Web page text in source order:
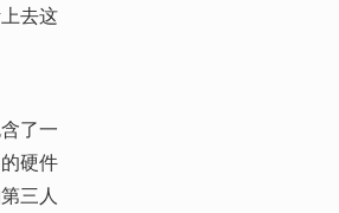
去这
了一
硬件
三人